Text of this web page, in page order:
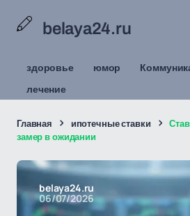
belaya24.ru
здоровье юмор
лечение
Главная ипотечные ставки
замер в ожидании
belaya24.ru
06/07/2026